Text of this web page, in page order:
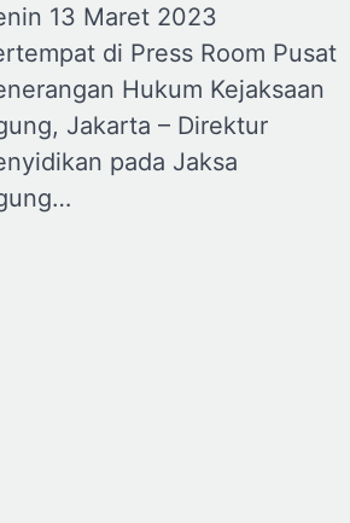
13 Maret 2023
di Press Room Pusat
Hukum Kejaksaan
Jakarta – Direktur
pada Jaksa